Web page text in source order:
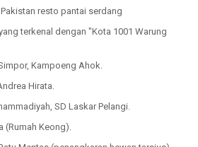
resto pantai serdang
terkenal dengan "Kota 1001 Warung
Kampoeng Ahok.
Hirata.
SD Laskar Pelangi.
(Rumah Keong).